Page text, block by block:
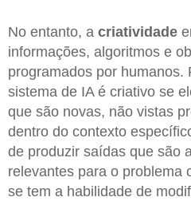
No entanto, a criatividade
informações, algoritmos e
programados por humanos.
sistema de IA é criativo se
que são novas, não vistas
dentro do contexto
de produzir saídas que são
relevantes para o problema
se tem a habilidade de